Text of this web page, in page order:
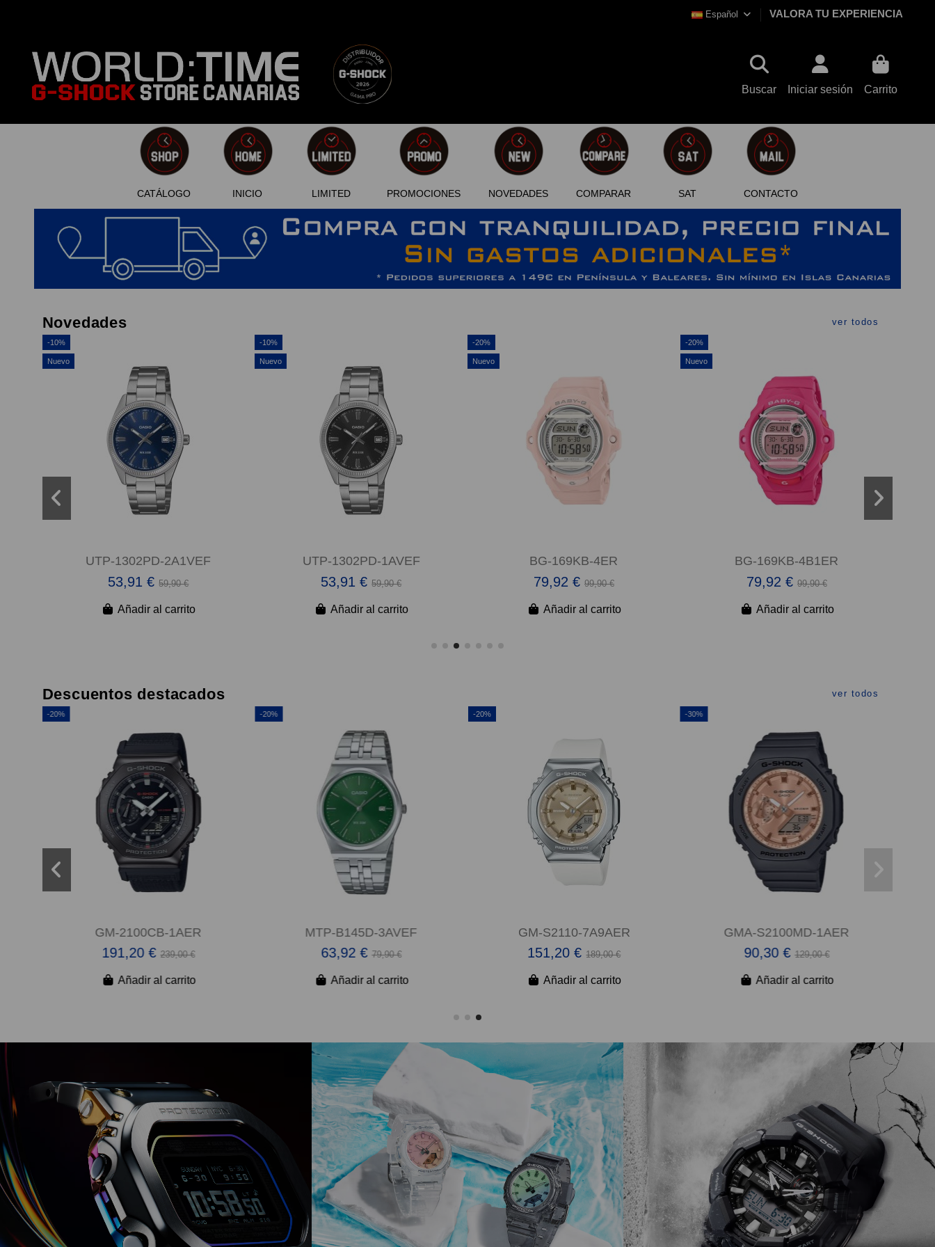
Español VALORA TU EXPERIENCIA
Buscar Iniciar sesión Carrito
CATÁLOGO INICIO LIMITED PROMOCIONES NOVEDADES COMPARAR SAT CONTACTO
Novedades ver todos
-10%
Nuevo
UTP-1302PD-2A1VEF
53,91 €59,90 €
Añadir al carrito
-10%
Nuevo
UTP-1302PD-1AVEF
53,91 €59,90 €
Añadir al carrito
-20%
Nuevo
BG-169KB-4ER
79,92 € 99,90 €
Añadir al carrito
-20%
Nuevo
BG-169KB-4B1ER
79,92 € 99,90 €
Añadir al carrito
Descuentos destacados ver todos
-20%
GM-2100CB-1AER
191,20 €239,00 €
Añadir al carrito
-20%
MTP-B145D-3AVEF
63,92 €79,90 €
Añadir al carrito
-20%
GM-S2110-7A9AER
151,20 € 189,00 €
Añadir al carrito
-30%
GMA-S2100MD-1AER
90,30 €129,00 €
Añadir al carrito